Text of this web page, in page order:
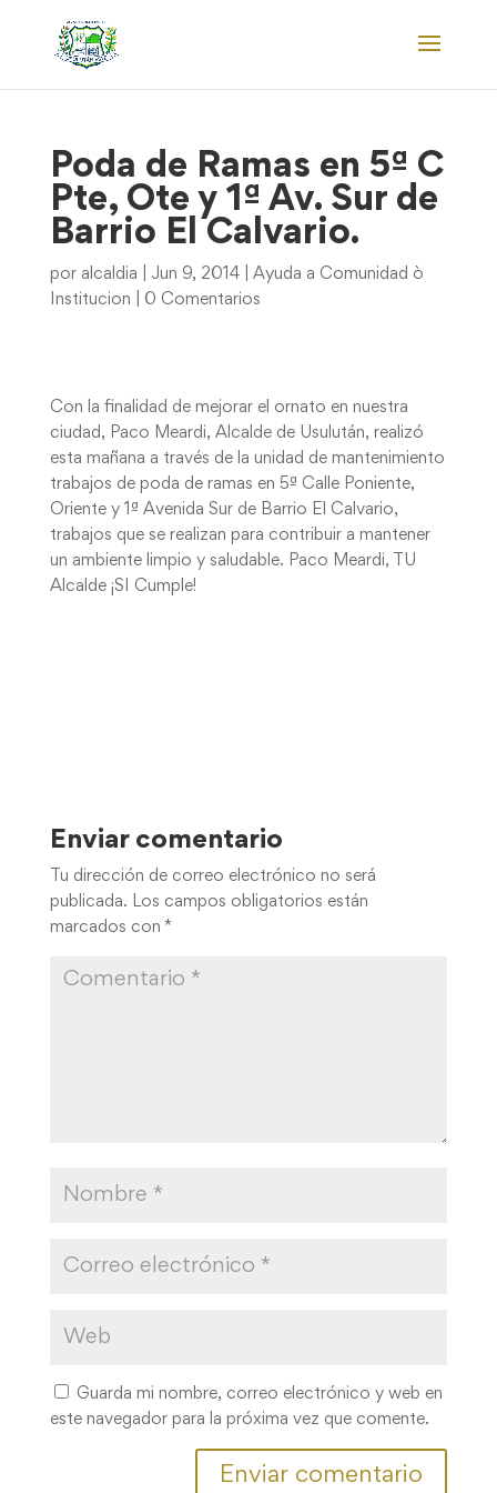
Poda de Ramas en 5ª C
Pte, Ote y 1ª Av. Sur de
Barrio El Calvario.
por alcaldia Jun 9, 2014| Ayuda a Comunidad ò
Institucion
0 Comentarios
Con la finalidad de mejorar el ornato en nuestra
ciudad, Paco Meardi, Alcalde de Usulután, realizó
esta mañana a través de la unidad de mantenimiento
trabajos de poda de ramas en 5ª Calle Poniente,
Oriente y 1ª Avenida Sur de Barrio El Calvario,
trabajos que se realizan para contribuir a mantener
un ambiente limpio y saludable. Paco Meardi, TU
Alcalde ¡SI Cumple!
Enviar comentario
Tu dirección de correo electrónico no será
publicada.
Los campos obligatorios están
marcados con *
Guarda mi nombre, correo electrónico y web en
este navegador para la próxima vez que comente.